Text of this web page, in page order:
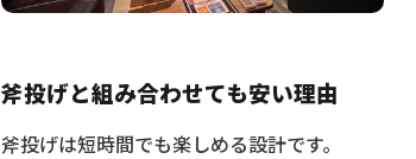
斧投げと組み合わせても安い理由
斧投げは短時間でも楽しめる設計です。